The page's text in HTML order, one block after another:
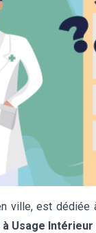
ville, est dédiée
Usage Intérieur